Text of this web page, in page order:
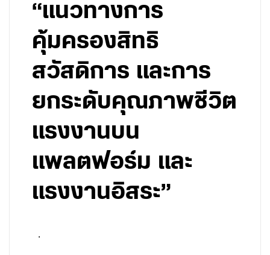
“แนวทางการ
คุ้มครองสิทธิ
สวัสดิการ และการ
ยกระดับคุณภาพชีวิต
แรงงานบน
แพลตฟอร์ม และ
แรงงานอิสระ”
.